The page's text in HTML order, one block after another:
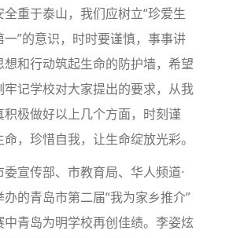
全重于泰山，我们应树立“珍爱生
”的意识，时时要谨慎，事事讲
想和行动筑起生命的防护墙，希望
牢记学校对大家提出的要求，从我
积极做好以上几个方面，时刻谨
，珍惜自我，让生命绽放光彩。
委宣传部、市教育局、华人频道·
的青岛市第二届“我为家乡推介”
中青岛为明学校再创佳绩。李姿炫